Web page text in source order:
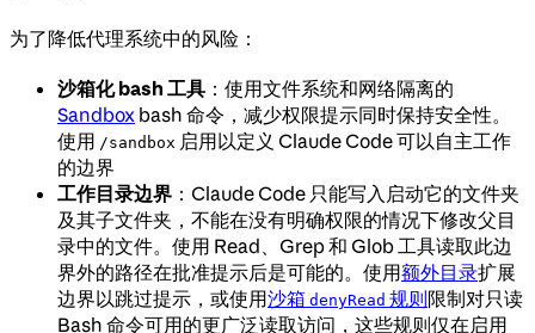
为了降低代理系统中的风险：
沙箱化 bash 工具 ：使用文件系统和网络隔离的
Sandbox bash 命令，减少权限提示同时保持安全性。
使用 /sandbox 启用以定义 Claude Code 可以自主工作
的边界
工作目录边界 ：Claude Code 只能写入启动它的文件夹
及其子文件夹，不能在没有明确权限的情况下修改父目
录中的文件。使用 Read、Grep 和 Glob 工具读取此边
界外的路径在批准提示后是可能的。使用额外目录扩展
边界以跳过提示，或使用沙箱 denyRead 规则限制对只读
Bash 命令可用的更广泛读取访问，这些规则仅在启用